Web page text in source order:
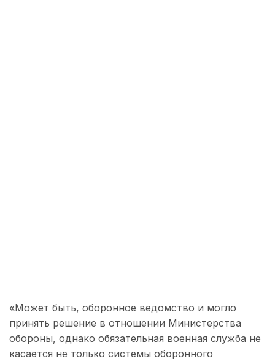
«Может быть, оборонное ведомство и могло
принять решение в отношении Министерства
обороны, однако обязательная военная служба не
касается не только системы оборонного